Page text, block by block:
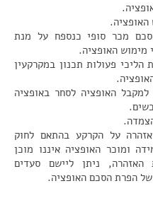
האופציה.
מכר סופי כנספח על מנת
מימוש האופציה.
הליכי פעולות תכנון במקרקעין
האופציה לסחר באופציה
על הקרקע בהתאם לחוק
ומוכר האופציה איננו מוכן
האזהרה, ניתן ליישם סעדים
של הפרת הסכם האופציה.